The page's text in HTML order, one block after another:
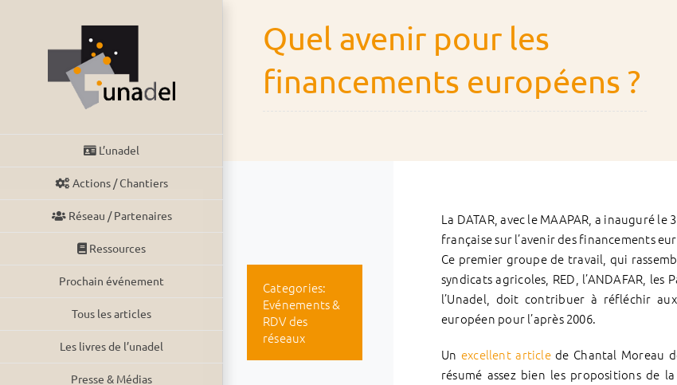
L’unadel
Actions / Chantiers
Réseau / Partenaires
Ressources
Prochain événement
Tous les articles
Les livres de l’unadel
Presse & Médias
Quel avenir pour les
financements européens ?
Categories:
Evénements &
RDV des
réseaux
La DATAR, avec le MAAPAR, a inauguré
française sur l’avenir des financements
Ce premier groupe de travail, qui
syndicats agricoles, RED, l’ANDAFAR,
l’Unadel, doit contribuer à réfléchir
européen pour l’après 2006.
Un excellent articlede Chantal Moreau
résumé assez bien les propositions de